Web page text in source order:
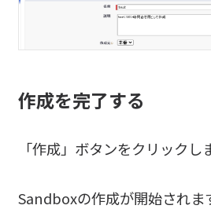
作成を完了する
「作成」ボタンをクリックし
Sandboxの作成が開始されま